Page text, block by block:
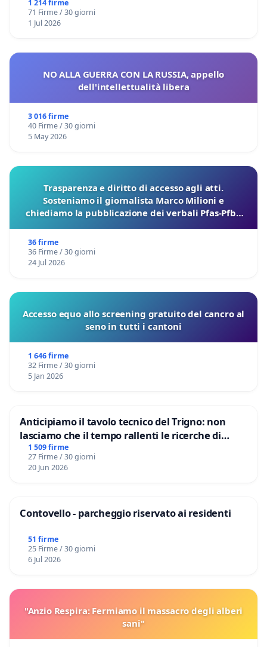
1 214 firme
71 Firme / 30 giorni
1 Jul 2026
NO ALLA GUERRA CON LA RUSSIA, appello
dell'intellettualità libera
3 016 firme
40 Firme / 30 giorni
5 May 2026
Trasparenza e diritto di accesso agli atti.
Sosteniamo il giornalista Marco Milioni e
chiediamo la pubblicazione dei verbali Pfas-Pfba
36 firme
36 Firme / 30 giorni
24 Jul 2026
Accesso equo allo screening gratuito del cancro al
seno in tutti i cantoni
1 646 firme
32 Firme / 30 giorni
5 Jan 2026
Anticipiamo il tavolo tecnico del Trigno: non
lasciamo che il tempo rallenti le ricerche di
Domenico Racanati
1 509 firme
27 Firme / 30 giorni
20 Jun 2026
Contovello - parcheggio riservato ai residenti
51 firme
25 Firme / 30 giorni
6 Jul 2026
"Anzio Respira: Fermiamo il massacro degli alberi
sani"